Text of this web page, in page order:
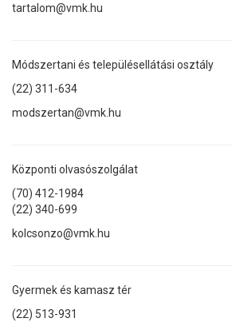
tartalom@vmk.hu
Módszertani és településellátási osztály
(22) 311-634
modszertan@vmk.hu
Központi olvasószolgálat
(70) 412-1984
(22) 340-699
kolcsonzo@vmk.hu
Gyermek és kamasz tér
(22) 513-931